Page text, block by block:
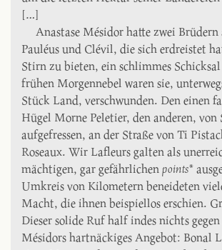
[…]
Anastase Mésidor hatte zwei Brüdern
Pauléus und Clévil, die sich erdreistet
Stirn zu bieten, ein schlimmes
frühen Morgennebel waren sie,
Stück Land, verschwunden. Den einen
Hügel Morne Peletier, den anderen, von
aufgefressen, an der Straße von Ti
Roseaux. Wir Lafleurs galten als
mächtigen, gar gefährlichenpoints*
Umkreis von Kilometern beneideten
Macht, die ihnen beispiellos erschien.
Dieser solide Ruf half indes nichts
Mésidors hartnäckiges Angebot: Bonal